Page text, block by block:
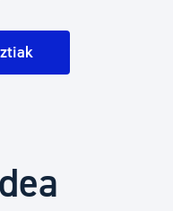
Gune publikoa,